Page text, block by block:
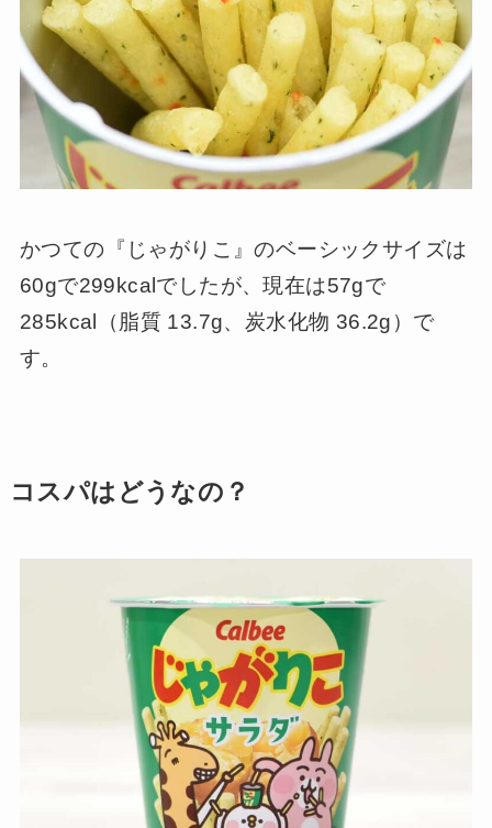
かつての『じゃがりこ』のベーシックサイズは
60gで299kcalでしたが、現在は57gで
285kcal（脂質 13.7g、炭水化物 36.2g）で
す。
コスパはどうなの？